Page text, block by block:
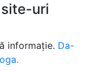
uri
informație. Da-